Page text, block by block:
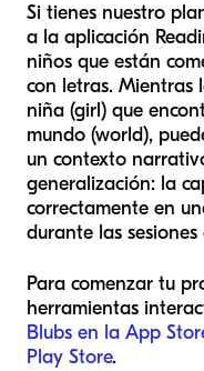
Si tienes nuestro
a la aplicación
niños que están
con letras. Mientras
niña (girl) que
mundo (world),
un contexto
generalización: la
correctamente en
durante las
Para comenzar tu
herramientas
Blubs en la App
Play Store.